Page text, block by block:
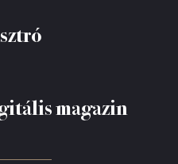
magazin